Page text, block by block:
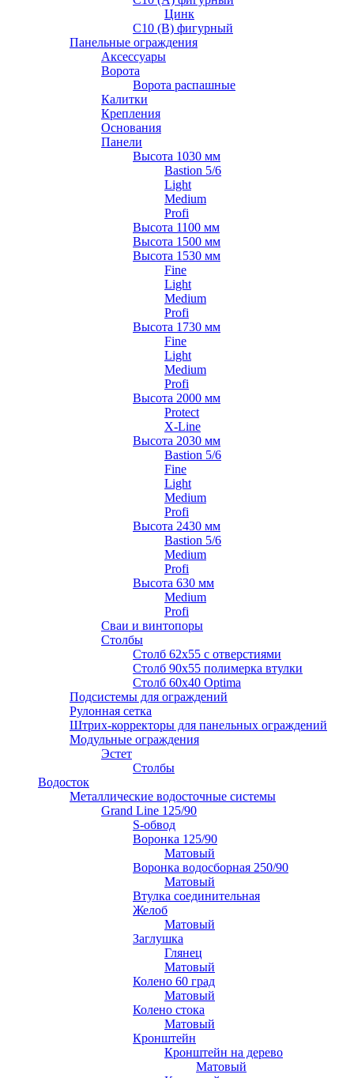
Цинк
С10 (В) фигурный
Панельные ограждения
Аксессуары
Ворота
Ворота распашные
Калитки
Крепления
Основания
Панели
Высота 1030 мм
Bastion 5/6
Light
Medium
Profi
Высота 1100 мм
Высота 1500 мм
Высота 1530 мм
Fine
Light
Medium
Profi
Высота 1730 мм
Fine
Light
Medium
Profi
Высота 2000 мм
Protect
X-Line
Высота 2030 мм
Bastion 5/6
Fine
Light
Medium
Profi
Высота 2430 мм
Bastion 5/6
Medium
Profi
Высота 630 мм
Medium
Profi
Сваи и винтопоры
Столбы
Cтолб 62х55 с отверстиями
Cтолб 90х55 полимерка втулки
Столб 60х40 Optima
Подсистемы для ограждений
Рулонная сетка
Штрих-корректоры для панельных ограждений
Модульные ограждения
Эстет
Столбы
Водосток
Металлические водосточные системы
Grand Line 125/90
S-обвод
Воронка 125/90
Матовый
Воронка водосборная 250/90
Матовый
Втулка соединительная
Желоб
Матовый
Заглушка
Глянец
Матовый
Колено 60 град
Матовый
Колено стока
Матовый
Кронштейн
Кронштейн на дерево
Матовый